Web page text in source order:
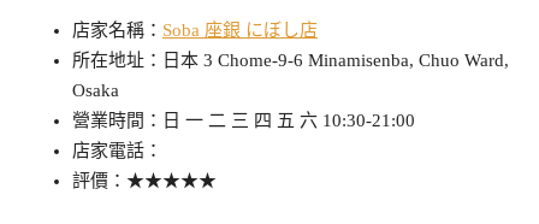
店家名稱： Soba 座銀 にぼし店
所在地址：日本 3 Chome-9-6 Minamisenba, Chuo Ward,
Osaka
營業時間：日 一 二 三 四 五 六 10:30-21:00
店家電話：
評價：★★★★★